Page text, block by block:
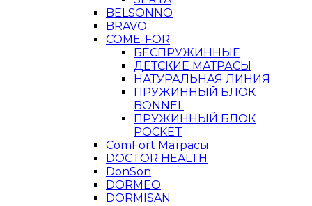
BELSONNO
BRAVO
COME-FOR
БЕСПРУЖИННЫЕ
ДЕТСКИЕ МАТРАСЫ
НАТУРАЛЬНАЯ ЛИНИЯ
ПРУЖИННЫЙ БЛОК
BONNEL
ПРУЖИННЫЙ БЛОК
POCKET
ComFort Матрасы
DOCTOR HEALTH
DonSon
DORMEO
DORMISAN